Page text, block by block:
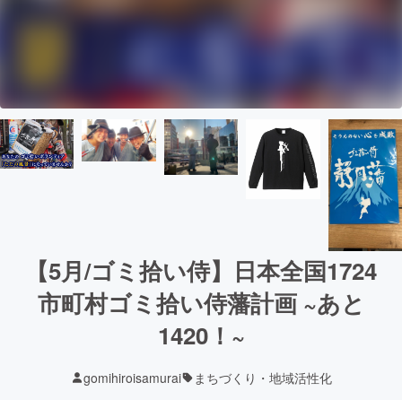
【5月/ゴミ拾い侍】日本全国1724
市町村ゴミ拾い侍藩計画 ~あと
1420！~
gomihiroisamurai まちづくり・地域活性化